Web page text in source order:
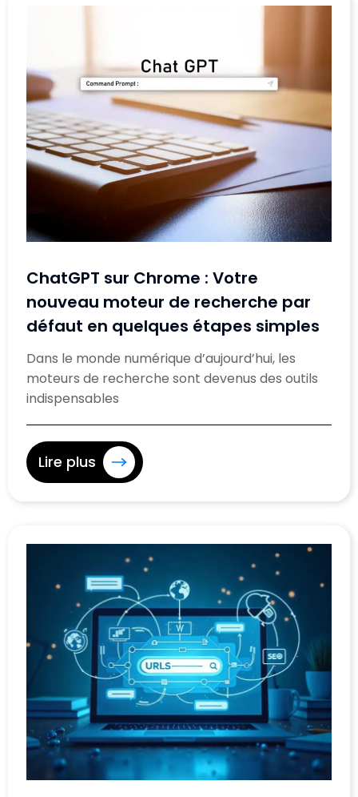
ChatGPT sur Chrome : Votre
nouveau moteur de recherche par
défaut en quelques étapes simples
Dans le monde numérique d’aujourd’hui, les
moteurs de recherche sont devenus des outils
indispensables
Lire plus